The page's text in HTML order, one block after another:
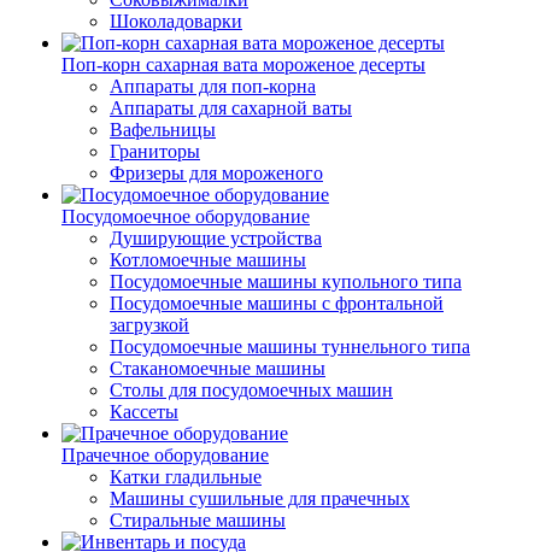
Шоколадоварки
Поп-корн сахарная вата мороженое десерты
Аппараты для поп-корна
Аппараты для сахарной ваты
Вафельницы
Граниторы
Фризеры для мороженого
Посудомоечное оборудование
Душирующие устройства
Котломоечные машины
Посудомоечные машины купольного типа
Посудомоечные машины с фронтальной
загрузкой
Посудомоечные машины туннельного типа
Стаканомоечные машины
Столы для посудомоечных машин
Кассеты
Прачечное оборудование
Катки гладильные
Машины сушильные для прачечных
Стиральные машины